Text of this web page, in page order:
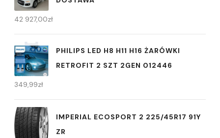
42 927,00zł
PHILIPS LED H8 H11 H16 ŻARÓWKI
RETROFIT 2 SZT 2GEN 012446
349,99zł
IMPERIAL ECOSPORT 2 225/45R17 91Y
ZR